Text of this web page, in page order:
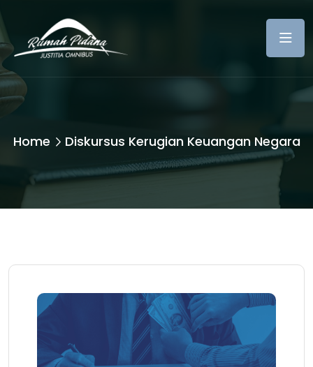
Home Diskursus Kerugian Keuangan Negara